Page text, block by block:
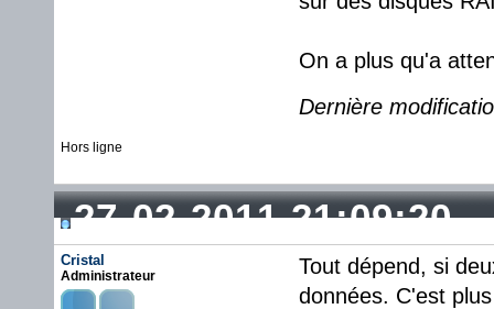
On a plus qu'a
Dernière
Hors ligne
27-02-2011 21:09:20
Cristal
Administrateur
Tout dépend, si
données. C'est